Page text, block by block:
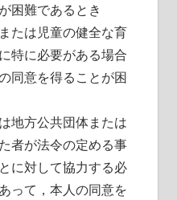
困難であるとき
たは児童の健全な育
特に必要がある場合
同意を得ることが困
地方公共団体または
者が法令の定める事
に対して協力する必
って，本人の同意を